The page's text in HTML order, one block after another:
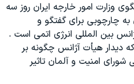
رهبری ایران
نوبل صلح
«سی‌پک»
وزارت امور خارجه ایران روز سه
چارچوبی برای گفتگو و
بین المللی انرژی اتمی است .
دیدار هیأت آژانس چگونه بر
شورای امنیت و آلمان تاثیر